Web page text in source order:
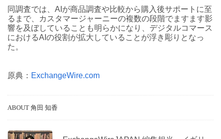
同調査では、AIが商品調査や比較から購入後サポートに至
るまで、カスタマージャーニーの複数の段階でますます影
響を及ぼしていることも明らかになり、デジタルコマース
におけるAIの役割が拡大していることが浮き彫りとなっ
た。
原典： ExchangeWire.com
ABOUT 角田 知香